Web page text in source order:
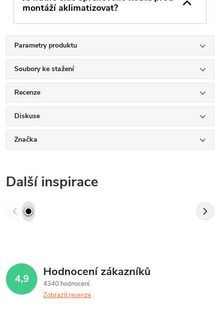
montáží aklimatizovat?
Parametry produktu
Soubory ke stažení
Recenze
Diskuse
Značka
Další inspirace
4,9 Hodnocení zákazníků
4340 hodnocení
Zobrazit recenze